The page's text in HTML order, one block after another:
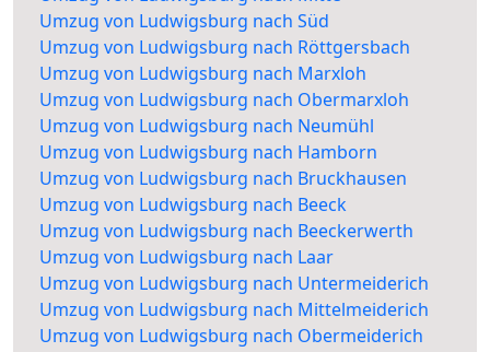
Umzug von Ludwigsburg nach Süd
Umzug von Ludwigsburg nach Röttgersbach
Umzug von Ludwigsburg nach Marxloh
Umzug von Ludwigsburg nach Obermarxloh
Umzug von Ludwigsburg nach Neumühl
Umzug von Ludwigsburg nach Hamborn
Umzug von Ludwigsburg nach Bruckhausen
Umzug von Ludwigsburg nach Beeck
Umzug von Ludwigsburg nach Beeckerwerth
Umzug von Ludwigsburg nach Laar
Umzug von Ludwigsburg nach Untermeiderich
Umzug von Ludwigsburg nach Mittelmeiderich
Umzug von Ludwigsburg nach Obermeiderich